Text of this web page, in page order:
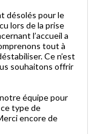
désolés pour le
lors de la prise
l’accueil a
tout à
Ce n’est
souhaitons offrir
équipe pour
type de
encore de